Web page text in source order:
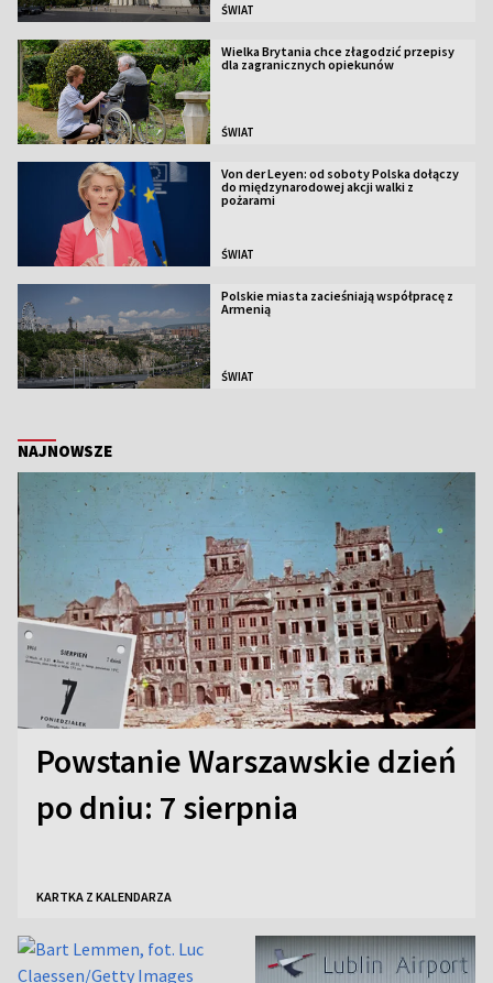
ŚWIAT
Wielka Brytania chce złagodzić przepisy
dla zagranicznych opiekunów
ŚWIAT
Von der Leyen: od soboty Polska dołączy
do międzynarodowej akcji walki z
pożarami
ŚWIAT
Polskie miasta zacieśniają współpracę z
Armenią
ŚWIAT
NAJNOWSZE
Powstanie Warszawskie dzień
po dniu: 7 sierpnia
KARTKA Z KALENDARZA